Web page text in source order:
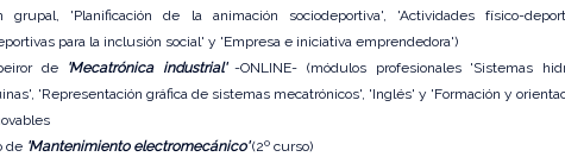
grupal, 'Planificación de la animación sociodeportiva', 'Actividades físico-
para la inclusión social' y 'Empresa e iniciativa emprendedora')
de
'Mecatrónica industrial'-ONLINE- (módulos profesionales 'Sistemas
'Representación gráfica de sistemas mecatrónicos', 'Inglés' y 'Formación y
de 'Mantenimiento electromecánico'(2º curso)